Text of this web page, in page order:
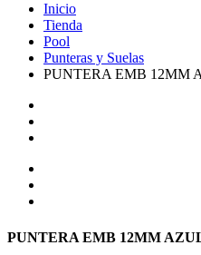
Inicio
Tienda
Pool
Punteras y Suelas
PUNTERA EMB 12MM
PUNTERA EMB 12MM